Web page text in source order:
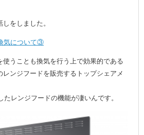
をしました。
気について③
使うことも換気を行う上で効果的である
レンジフードを販売するトップシェアメ
たレンジフードの機能が凄いんです。